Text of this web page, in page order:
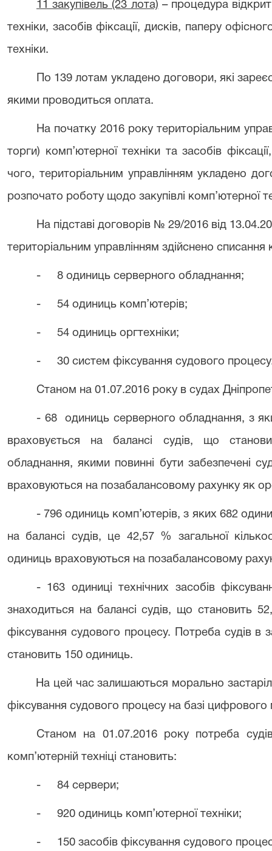
11 закупівель (23 лота) – процедура
техніки, засобів фіксації, дисків, паперу
техніки.
По 139 лотам укладено договори, які
якими проводиться оплата.
На початку 2016 року територіальним
торги) комп’ютерної техніки та засобів
чого, територіальним управлінням укладено
розпочато роботу щодо закупівлі комп’ютерної
На підставі договорів № 29/2016 від
територіальним управлінням здійснено списання
- 8 одиниць серверного обладнання;
- 54 одиниць комп’ютерів;
- 54 одиниць оргтехніки;
- 30 систем фіксування судового
Станом на 01.07.2016 року в судах
- 68 одиниць серверного обладнання, з
враховується на балансі судів, що
обладнання, якими повинні бути забезпечені
враховуються на позабалансовому рахунку як
- 796 одиниць комп’ютерів, з яких 682
на балансі судів, це 42,57 % загальної
одиниць враховуються на позабалансовому
- 163 одиниці технічних засобів
знаходиться на балансі судів, що становить
фіксування судового процесу. Потреба судів в
становить 150 одиниць.
На цей час залишаються морально
фіксування судового процесу на базі цифрового
Станом на 01.07.2016 року потреба
комп’ютерній техніці становить:
- 84 сервери;
- 920 одиниць комп’ютерної техніки;
- 150 засобів фіксування судового